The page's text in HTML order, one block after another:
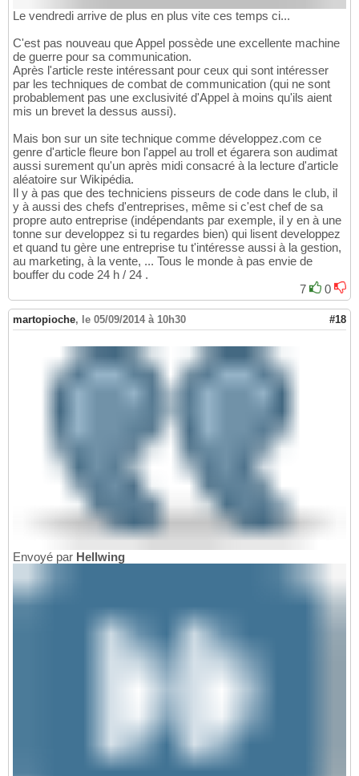
Le vendredi arrive de plus en plus vite ces temps ci...
C'est pas nouveau que Appel possède une excellente machine
de guerre pour sa communication.
Après l'article reste intéressant pour ceux qui sont intéresser
par les techniques de combat de communication (qui ne sont
probablement pas une exclusivité d'Appel à moins qu'ils aient
mis un brevet la dessus aussi).
Mais bon sur un site technique comme développez.com ce
genre d'article fleure bon l'appel au troll et égarera son audimat
aussi surement qu'un après midi consacré à la lecture d'article
aléatoire sur Wikipédia.
Il y à pas que des techniciens pisseurs de code dans le club, il
y à aussi des chefs d'entreprises, même si c'est chef de sa
propre auto entreprise (indépendants par exemple, il y en à une
tonne sur developpez si tu regardes bien) qui lisent developpez
et quand tu gère une entreprise tu t'intéresse aussi à la gestion,
au marketing, à la vente, ... Tous le monde à pas envie de
bouffer du code 24 h / 24 .
7
0
martopioche, le 05/09/2014 à 10h30 #18
Envoyé par Hellwing